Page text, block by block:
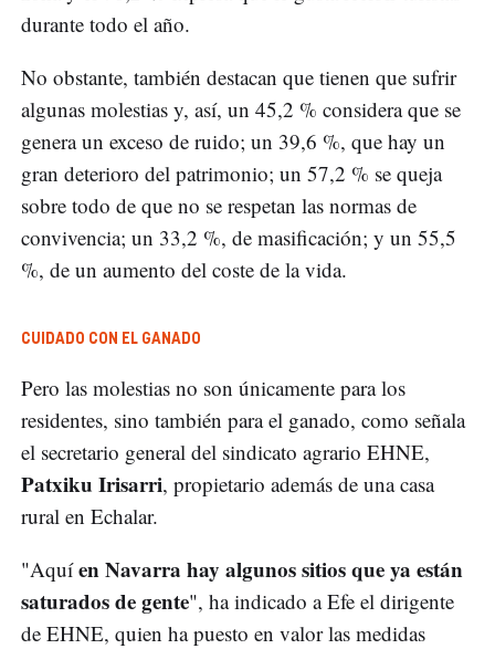
durante todo el año.
No obstante, también destacan que tienen que sufrir
algunas molestias y, así, un 45,2 % considera que se
genera un exceso de ruido; un 39,6 %, que hay un
gran deterioro del patrimonio; un 57,2 % se queja
sobre todo de que no se respetan las normas de
convivencia; un 33,2 %, de masificación; y un 55,5
%, de un aumento del coste de la vida.
CUIDADO CON EL GANADO
Pero las molestias no son únicamente para los
residentes, sino también para el ganado, como señala
el secretario general del sindicato agrario EHNE,
Patxiku Irisarri, propietario además de una casa
rural en Echalar.
"Aquíen Navarra hay algunos sitios que ya están
saturados de gente", ha indicado a Efe el dirigente
de EHNE, quien ha puesto en valor las medidas